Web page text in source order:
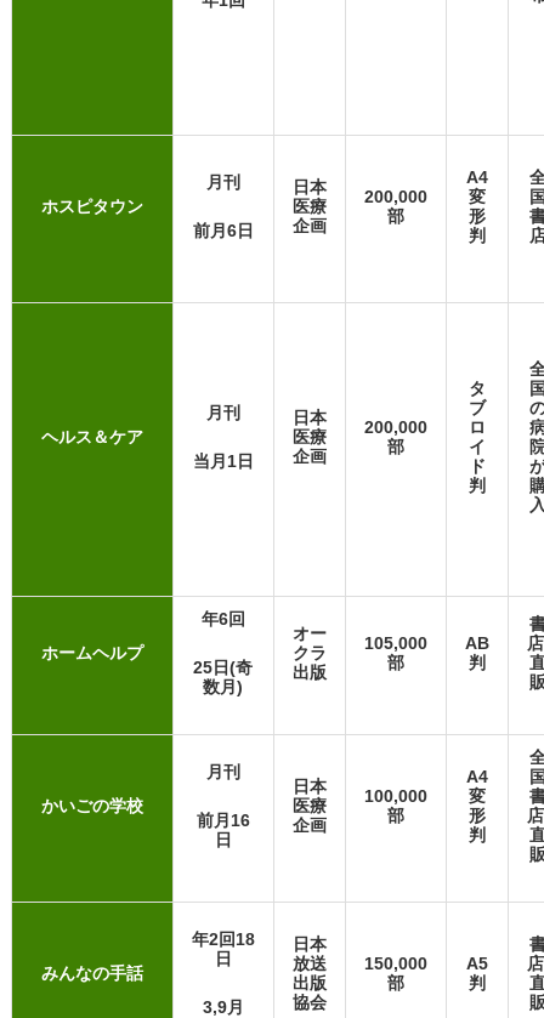
ホスピタウン
月刊
前月6日
日本
医療
企画
200,000
部
A4
変
形
判
ヘルス＆ケア
月刊
当月1日
日本
医療
企画
200,000
部
タ
ブ
ロ
イ
ド
判
ホームヘルプ
年6回
25日(奇
数月)
オー
クラ
出版
105,000
部
AB
判
かいごの学校
月刊
前月16
日
日本
医療
企画
100,000
部
A4
変
形
判
みんなの手話
年2回18
日
3,9月
日本
放送
出版
協会
150,000
部
A5
判